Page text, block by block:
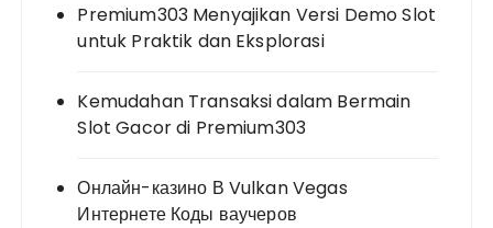
Premium303 Menyajikan Versi Demo Slot
untuk Praktik dan Eksplorasi
Kemudahan Transaksi dalam Bermain
Slot Gacor di Premium303
Онлайн-казино В Vulkan Vegas
Интернете Коды ваучеров